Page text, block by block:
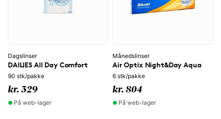
Dagslinser
DAILIES All Day Comfort
90 stk/pakke
kr. 329
På web-lager
Månedslinser
Air Optix Night&Day Aqua
6 stk/pakke
kr. 804
På web-lager